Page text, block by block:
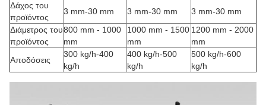
Δάχος του
προϊόντος
3 mm-30 mm 3 mm-30 mm
3 mm-30 mm
Διάμετρος του
προϊόντος
800 mm - 1000
mm
1000 mm - 1500
mm
1200 mm - 2000
mm
Αποδόσεις
300 kg/h-400
kg/h
400 kg/h-500
kg/h
500 kg/h-600
kg/h